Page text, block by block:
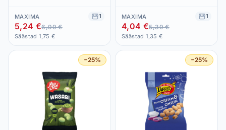
MAXIMA 1
5,24 €6,99 €
Säästad 1,75 €
MAXIMA 1
4,04 €5,39 €
Säästad 1,35 €
−25% −25%